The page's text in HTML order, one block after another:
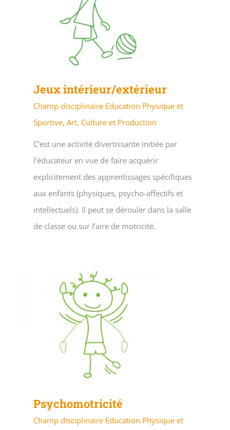
Jeux intérieur/extérieur
Champ disciplinaire Education Physique et
Sportive, Art, Culture et Production
C’est une activité divertissante initiée par
l’éducateur en vue de faire acquérir
explicitement des apprentissages spécifiques
aux enfants (physiques, psycho-affectifs et
intellectuels). Il peut se dérouler dans la salle
de classe ou sur l’aire de motricité.
Psychomotricité
Champ disciplinaire Education Physique et